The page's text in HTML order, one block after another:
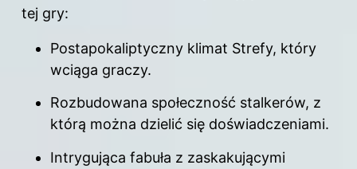
tej gry:
Postapokaliptyczny klimat Strefy, który
wciąga graczy.
Rozbudowana społeczność stalkerów, z
którą można dzielić się doświadczeniami.
Intrygująca fabuła z zaskakującymi